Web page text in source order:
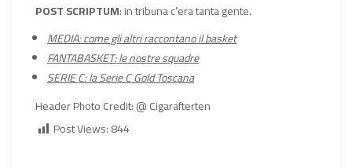
POST SCRIPTUM: in tribuna c’era tanta gente.
MEDIA: come gli altri raccontano il basket
FANTABASKET: le nostre squadre
SERIE C: la Serie C Gold Toscana
Header Photo Credit: @ Cigarafterten
Post Views:844